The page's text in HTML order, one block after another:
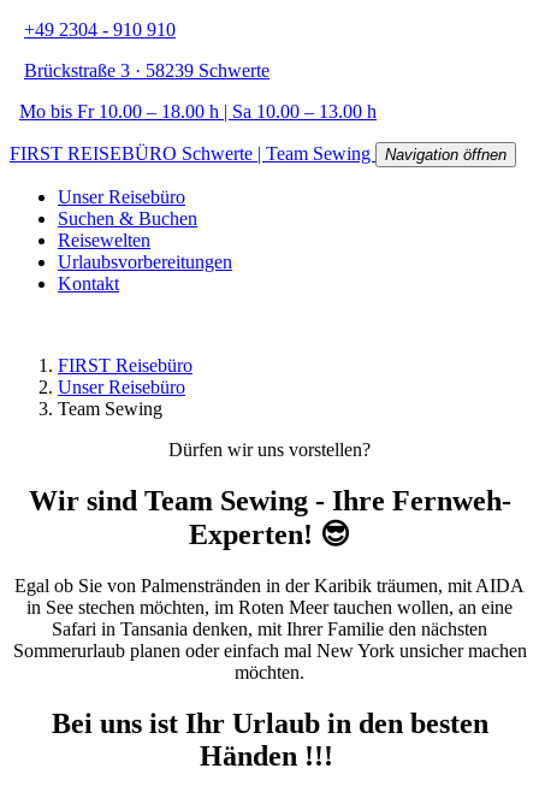
+49 2304 - 910 910
Brückstraße 3 · 58239 Schwerte
Mo bis Fr 10.00 – 18.00 h | Sa 10.00 – 13.00 h
FIRST REISEBÜRO Schwerte | Team Sewing Navigation öffnen
Unser Reisebüro
Suchen & Buchen
Reisewelten
Urlaubsvorbereitungen
Kontakt
FIRST Reisebüro
Unser Reisebüro
Team Sewing
Dürfen wir uns vorstellen?
Wir sind Team Sewing - Ihre Fernweh-
Experten! 😎
Egal ob Sie von Palmenstränden in der Karibik träumen, mit AIDA
in See stechen möchten, im Roten Meer tauchen wollen, an eine
Safari in Tansania denken, mit Ihrer Familie den nächsten
Sommerurlaub planen oder einfach mal New York unsicher machen
möchten.
Bei uns ist Ihr Urlaub in den besten
Händen !!!